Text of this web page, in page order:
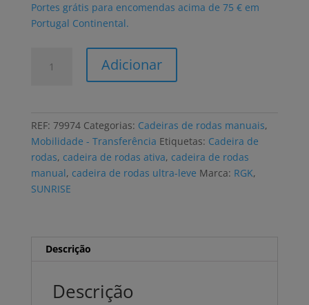
Portes grátis para encomendas acima de 75 € em
Portugal Continental.
RGK
TIGA
Adicionar
REF: 79974 Categorias: Cadeiras de rodas manuais,
Mobilidade - Transferência Etiquetas: Cadeira de
rodas, cadeira de rodas ativa, cadeira de rodas
manual, cadeira de rodas ultra-leve Marca: RGK,
SUNRISE
Descrição
Descrição